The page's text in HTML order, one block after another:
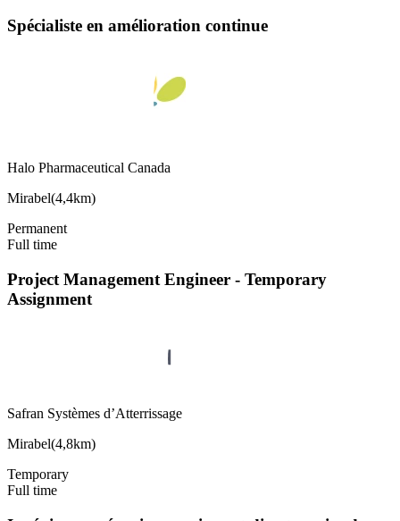
Spécialiste en amélioration continue
Halo Pharmaceutical Canada
Mirabel(4,4km)
Permanent
Full time
Project Management Engineer - Temporary
Assignment
Safran Systèmes d’Atterrissage
Mirabel(4,8km)
Temporary
Full time